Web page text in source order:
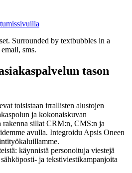
tason
toisistaan irrallisten alustojen
ja kokonaiskuvan
rakenna sillat CRM:n, CMS:n ja
avulla. Integroidu Apsis Oneen
käynnistä personoituja viestejä
ja tekstiviestikampanjoita